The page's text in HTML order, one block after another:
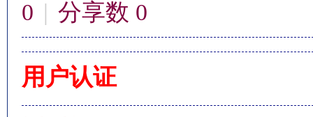
0 | 分享数 0
用户认证